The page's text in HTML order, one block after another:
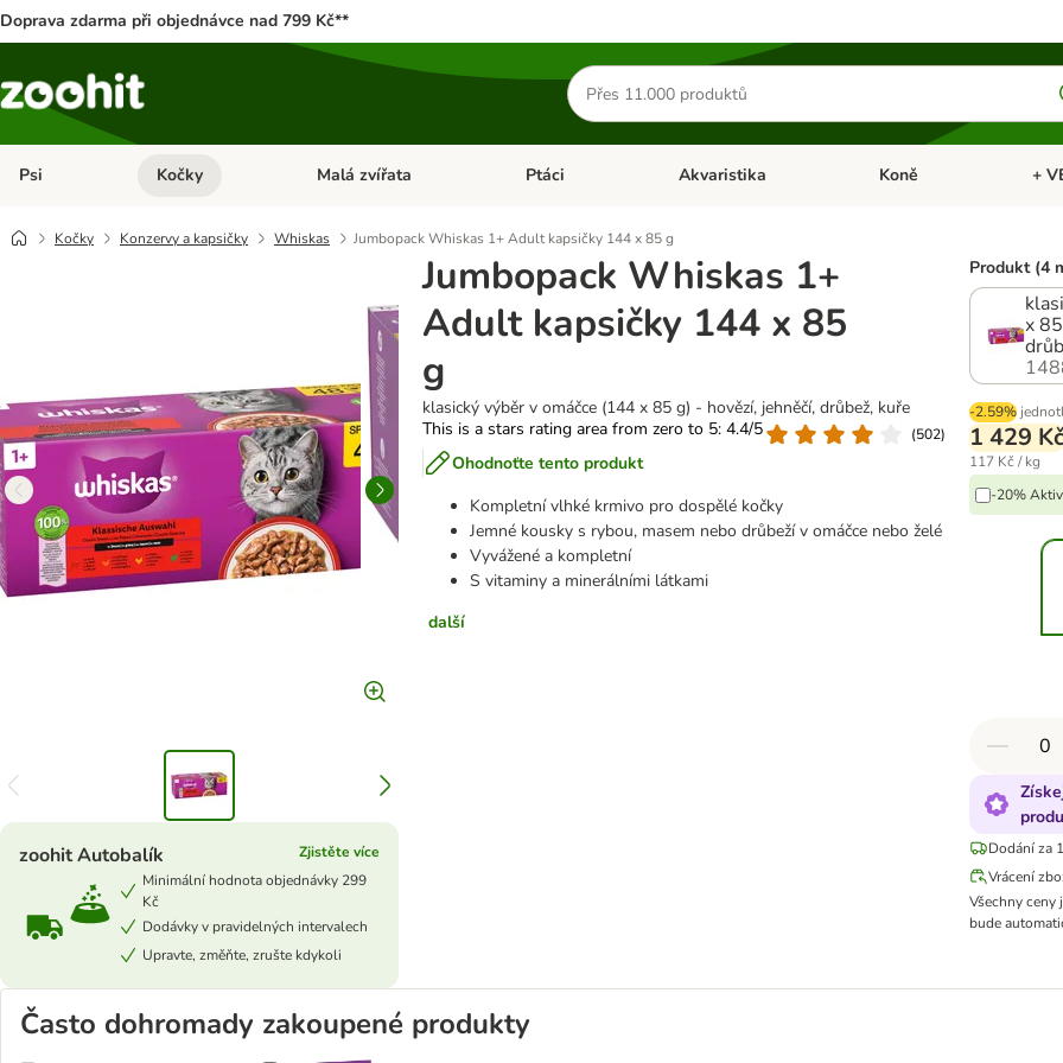
Doprava zdarma při objednávce nad 799 Kč**
Hledat
produkty
Psi Otevřít menu: Psi
Kočky Otevřít menu: Kočky
Malá zvířata Otevřít menu: Malá zvířata
Ptáci Otevřít menu: Ptáci
Akvaristika Otevřít menu: Akvaristika
Koně +
Kočky Konzervy a kapsičky Whiskas Jumbopack Whiskas 1+ Adult kapsičky 144 x 85 g
Jumbopack Whiskas 1+
Adult kapsičky 144 x 85
g
klasický výběr v omáčce (144 x 85 g) - hovězí, jehněčí, drůbež, kuře
This is a stars rating area from zero to 5: 4.4/5
(502)
Ohodnoťte tento produkt
Kompletní vlhké krmivo pro dospělé kočky
Jemné kousky s rybou, masem nebo drůbeží v omáčce nebo želé
Vyvážené a kompletní
S vitaminy a minerálními látkami
další
zoohit Autobalík
Zjistěte více
Minimální hodnota objednávky 299
Kč
Dodávky v pravidelných intervalech
Upravte, změňte, zrušte kdykoli
Produkt (4
x
-2.59%
1 429 Kč
117 Kč / kg
-20%
Dodání za
Vrácení
Všechny ceny
bude
Často dohromady zakoupené produkty